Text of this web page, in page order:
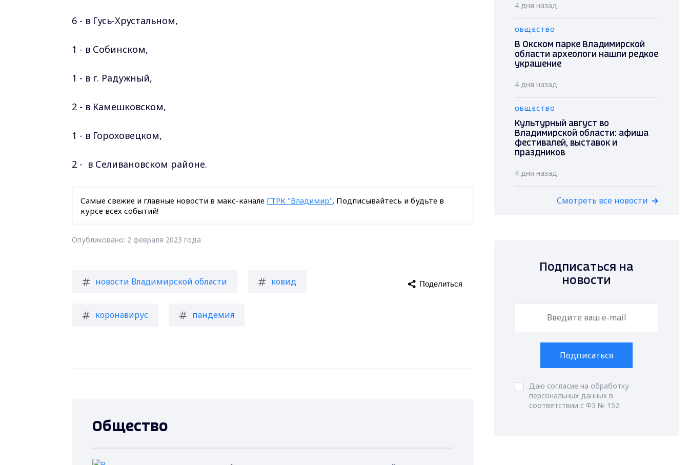
6 - в Гусь-Хрустальном,
1 - в Собинском,
1 - в г. Радужный,
2 - в Камешковском,
1 - в Гороховецком,
2 - в Селивановском районе.
Самые свежие и главные новости в макс-канале ГТРК "Владимир". Подписывайтесь и будьте в
курсе всех событий!
Опубликовано: 2 февраля 2023 года
новости Владимирской области ковид
коронавирус пандемия
Поделиться
Общество
4 дня назад
ОБЩЕСТВО
В Окском парке Владимирской
области археологи нашли редкое
украшение
4 дня назад
ОБЩЕСТВО
Культурный август во
Владимирской области: афиша
фестивалей, выставок и
праздников
4 дня назад
Смотреть все новости
Подписаться на
новости
Подписаться
Даю согласие на обработку
персональных данных в
соответствии с ФЗ № 152